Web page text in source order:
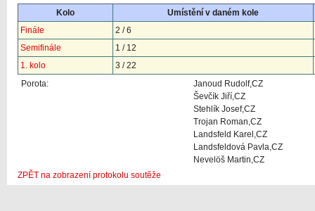
Kolo
Umístění v daném kole
Finále
2 / 6
Semifinále
1 / 12
1. kolo
3 / 22
Porota:
Janoud Rudolf,CZ
Ševčík Jiří,CZ
Stehlík Josef,CZ
Trojan Roman,CZ
Landsfeld Karel,CZ
Landsfeldová Pavla,CZ
Nevelöš Martin,CZ
ZPĚT na zobrazení protokolu soutěže